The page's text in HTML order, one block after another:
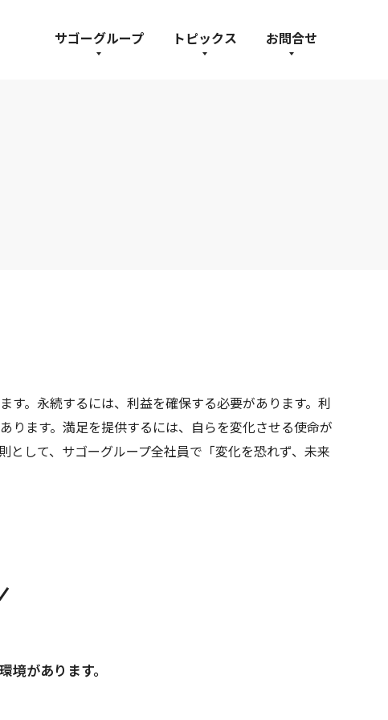
サゴーグループ トピックス お問合せ
す。永続するには、利益を確保する必要があります。利
ります。満足を提供するには、自らを変化させる使命が
として、サゴーグループ全社員で「変化を恐れず、未来
境があります。